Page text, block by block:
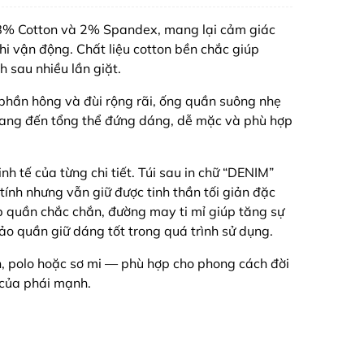
Cotton và 2% Spandex, mang lại cảm giác
vận động. Chất liệu cotton bền chắc giúp
sau nhiều lần giặt.
hông và đùi rộng rãi, ống quần suông nhẹ
đến tổng thể đứng dáng, dễ mặc và phù hợp
tế của từng chi tiết. Túi sau in chữ “DENIM”
nhưng vẫn giữ được tinh thần tối giản đặc
quần chắc chắn, đường may ti mỉ giúp tăng sự
quần giữ dáng tốt trong quá trình sử dụng.
polo hoặc sơ mi — phù hợp cho phong cách đời
phái mạnh.